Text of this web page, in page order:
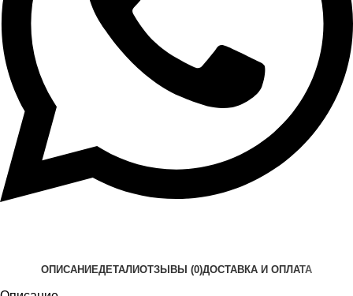
ОПИСАНИЕДЕТАЛИОТЗЫВЫ (0)ДОСТАВКА И ОПЛАТА